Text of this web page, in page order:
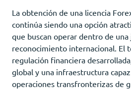
La obtención de una licencia
continúa siendo una opción
que buscan operar dentro de una
reconocimiento internacional. El
regulación financiera
global y una infraestructura
operaciones transfronterizas de